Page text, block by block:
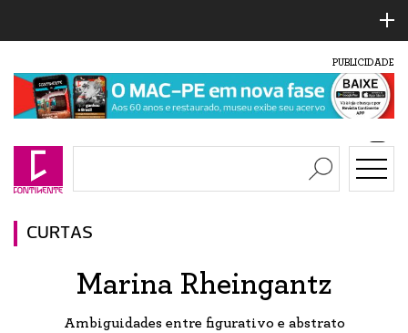
PUBLICIDADE
CURTAS
Marina Rheingantz
Ambiguidades entre figurativo e abstrato